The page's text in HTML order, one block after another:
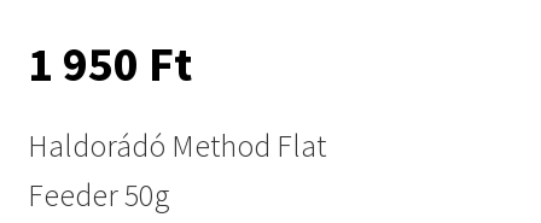
1 950 Ft
Haldorádó Method Flat
Feeder 50g